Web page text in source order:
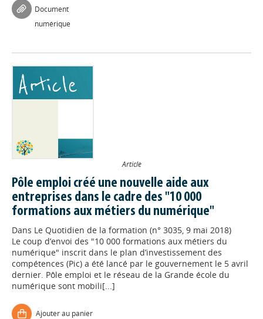
Document
numérique
Article
Pôle emploi créé une nouvelle aide aux
entreprises dans le cadre des "10 000
formations aux métiers du numérique"
Dans Le Quotidien de la formation (n° 3035, 9 mai 2018)
Le coup d’envoi des "10 000 formations aux métiers du
numérique" inscrit dans le plan d’investissement des
compétences (Pic) a été lancé par le gouvernement le 5 avril
dernier. Pôle emploi et le réseau de la Grande école du
numérique sont mobili[...]
Ajouter au panier